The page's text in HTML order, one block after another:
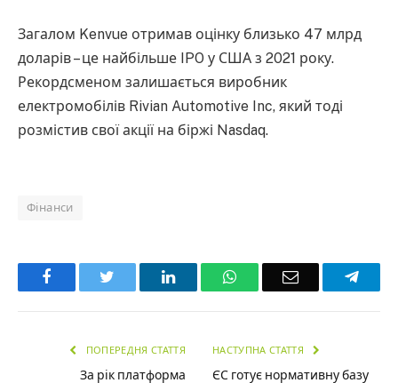
Загалом Kenvue отримав оцінку близько 47 млрд
доларів – це найбільше IPO у США з 2021 року.
Рекордсменом залишається виробник
електромобілів Rivian Automotive Inc, який тоді
розмістив свої акції на біржі Nasdaq.
Фінанси
Facebook LinkedInWhatsAppEmail
ПОПЕРЕДНЯ СТАТТЯ
За рік платформа
НАСТУПНА СТАТТЯ
ЄС готує нормативну базу